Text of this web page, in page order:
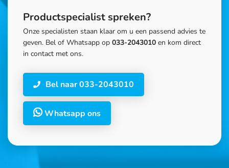
Productspecialist spreken?
Onze specialisten staan klaar om u een passend advies te
geven. Bel of Whatsapp op 033-2043010 en kom direct
in contact met ons.
Bel naar 033-2043010
Whatsapp ons